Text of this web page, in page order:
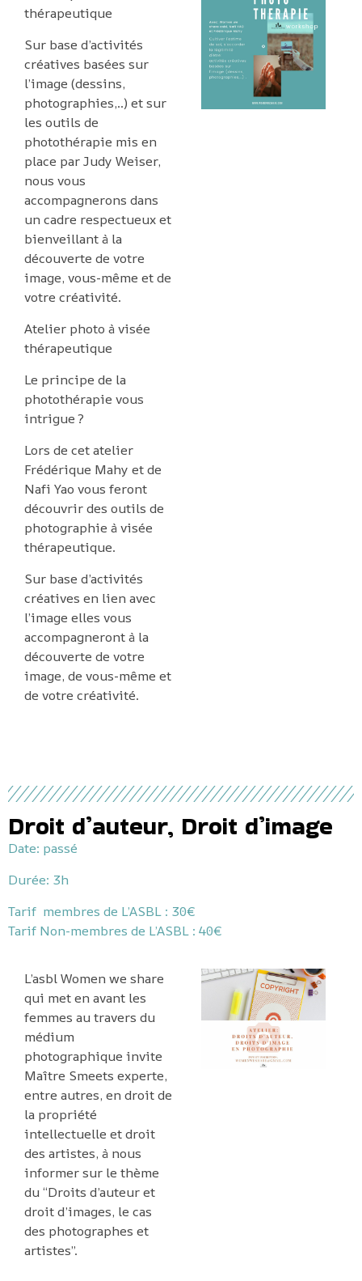
thérapeutique
Sur base d’activités
créatives basées sur
l’image (dessins,
photographies,..) et sur
les outils de
photothérapie mis en
place par Judy Weiser,
nous vous
accompagnerons dans
un cadre respectueux et
bienveillant à la
découverte de votre
image, vous-même et de
votre créativité.
Atelier photo à visée
thérapeutique
Le principe de la
photothérapie vous
intrigue ?
Lors de cet atelier
Frédérique Mahy et de
Nafi Yao vous feront
découvrir des outils de
photographie à visée
thérapeutique.
Sur base d’activités
créatives en lien avec
l’image elles vous
accompagneront à la
découverte de votre
image, de vous-même et
de votre créativité.
Droit d’auteur, Droit d’image
Date: passé
Durée: 3h
Tarif membres de L’ASBL : 30€
Tarif Non-membres de L’ASBL : 40€
L’asbl Women we share
qui met en avant les
femmes au travers du
médium
photographique invite
Maître Smeets experte,
entre autres, en droit de
la propriété
intellectuelle et droit
des artistes, à nous
informer sur le thème
du “Droits d’auteur et
droit d’images, le cas
des photographes et
artistes”.